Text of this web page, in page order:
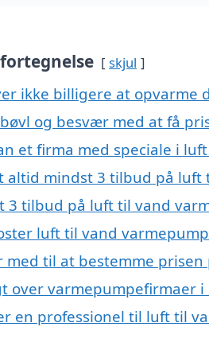
skjul
ikke billigere at opvarme
og besvær med at få
et firma med speciale i
altid mindst 3 tilbud på luft
3 tilbud på luft til vand
luft til vand
med til at bestemme
over varmepumpefirmaer
en professionel til luft til